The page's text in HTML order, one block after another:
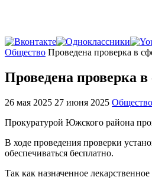
Главная
Общество Проведена проверка в
Проведена проверка в
26 мая 2025 27 июня 2025 Общество
Прокуратурой Южского района
В ходе проведения проверки
обеспечиваться бесплатно.
Так как назначенное